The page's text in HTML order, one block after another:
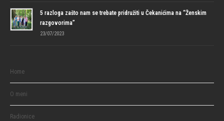
5 razloga zašto nam se trebate pridružiti u Čekanićima na “Ženskim
razgovorima”
23/07/2023
Home
O meni
Radionice